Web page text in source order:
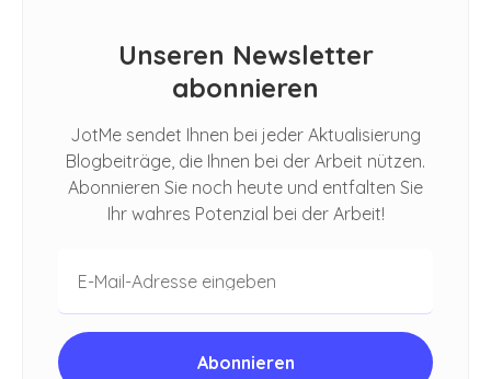
Unseren Newsletter
abonnieren
JotMe sendet Ihnen bei jeder Aktualisierung
Blogbeiträge, die Ihnen bei der Arbeit nützen.
Abonnieren Sie noch heute und entfalten Sie
Ihr wahres Potenzial bei der Arbeit!